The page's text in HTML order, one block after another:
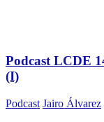
Podcast LCDE
(I)
Podcast Jairo Álvarez